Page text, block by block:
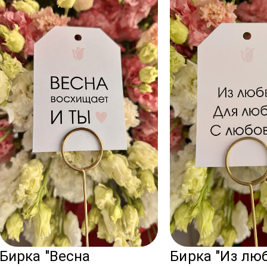
"Весна
Бирка "Из